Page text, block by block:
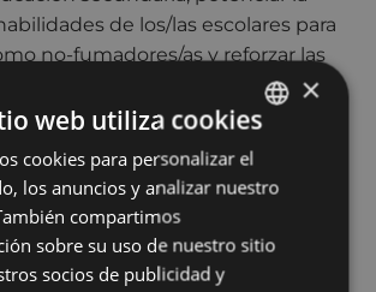
de los/las escolares para
no-fumadores/as y reforzar las
sobre el tabaquismo,
en el aula.
carácter europeo, refuerza
de la decisión, elcompromiso
de jóvenes, laconfianza
as demás así como la
como estímulo.
BASQUE
SPANISH
×
web utiliza cookies
cookies para personalizar el
los anuncios y analizar nuestro
compartimos
sobre su uso de nuestro sitio
socios de publicidad y